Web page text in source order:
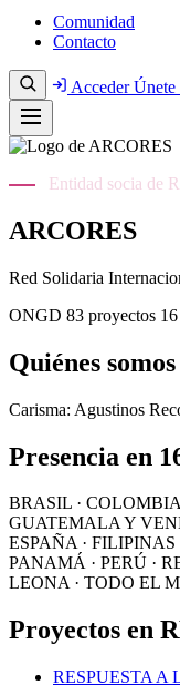
Comunidad
Contacto
AccederÚnete
Entidad socia de
ARCORES
Red Solidaria
ONGD 83 proyectos
Quiénes somos
Carisma: Agustinos
Presencia en
BRASIL ·
GUATEMALA Y
ESPAÑA ·
PANAMÁ · PERÚ ·
LEONA · TODO EL
Proyectos en
RESPUESTA A